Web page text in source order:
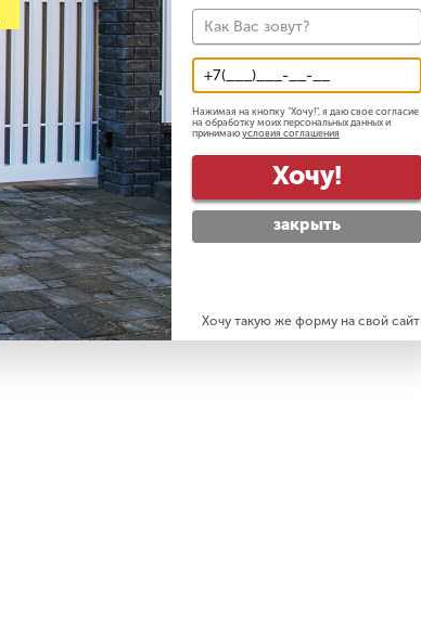
Нажимая на кнопку "Хочу!", я даю свое согласие
на обработку моих персональных данных и
принимаю условия соглашения
Хочу!
закрыть
Хочу такую же форму на свой сайт